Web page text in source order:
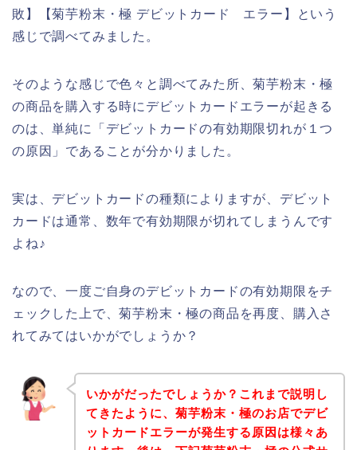
敗】【菊芋粉末・極 デビットカード エラー】という
感じで調べてみました。
そのような感じで色々と調べてみた所、菊芋粉末・極
の商品を購入する時にデビットカードエラーが起きる
のは、単純に「デビットカードの有効期限切れが１つ
の原因」であることが分かりました。
実は、デビットカードの種類によりますが、デビット
カードは通常、数年で有効期限が切れてしまうんです
よね♪
なので、一度ご自身のデビットカードの有効期限をチ
ェックした上で、菊芋粉末・極の商品を再度、購入さ
れてみてはいかがでしょうか？
いかがだったでしょうか？これまで説明し
てきたように、菊芋粉末・極のお店でデビ
ットカードエラーが発生する原因は様々あ